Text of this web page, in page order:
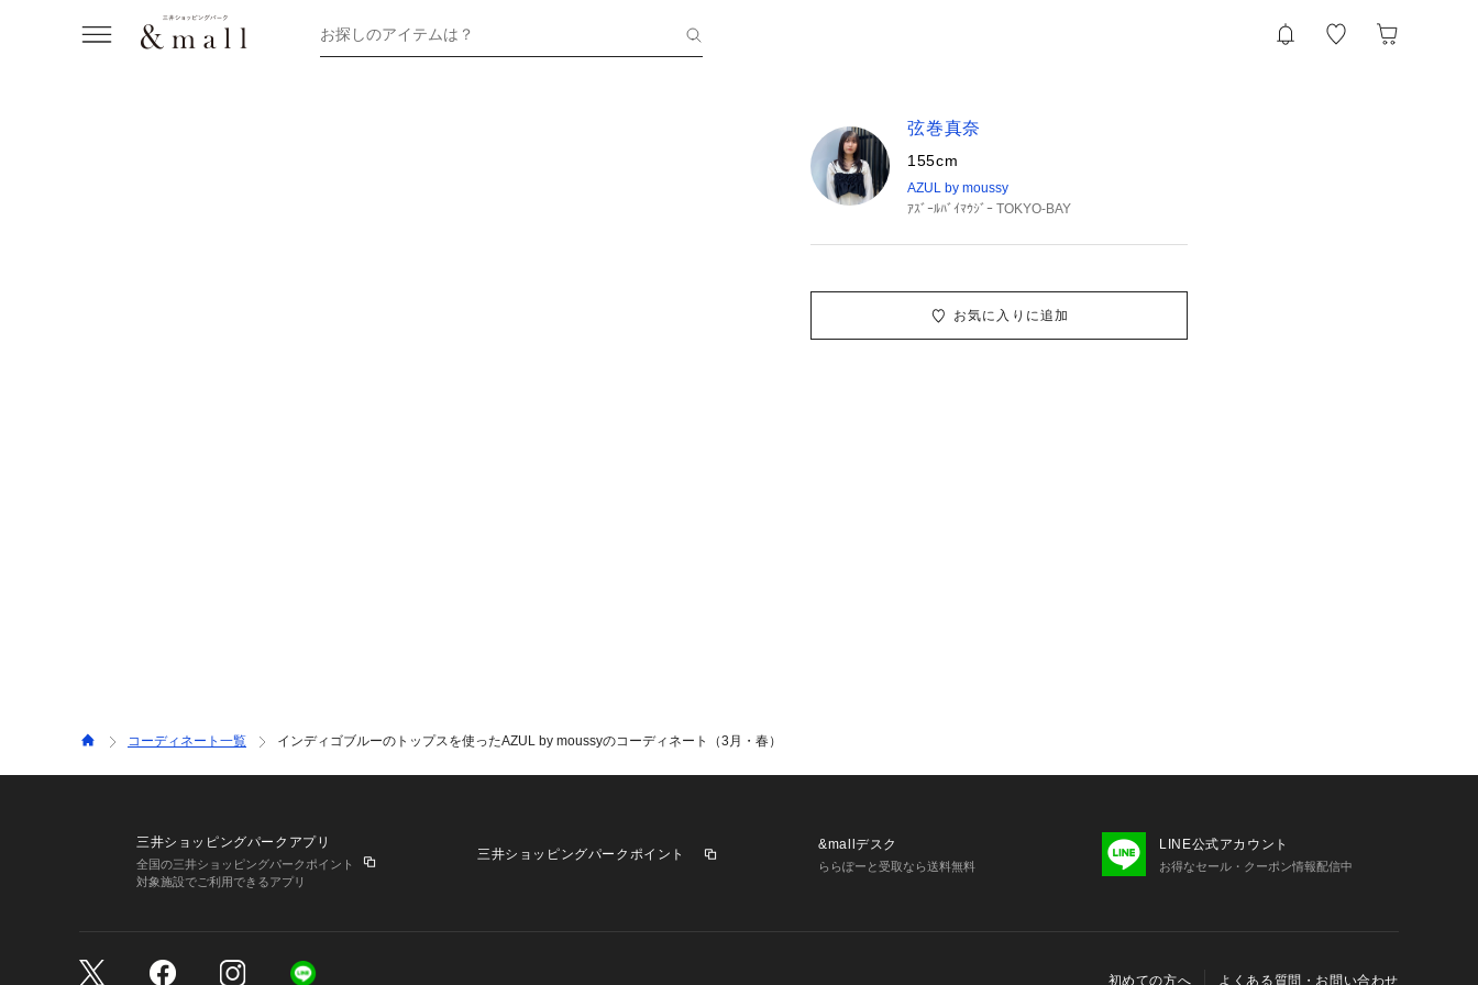
お探しのアイテムは？
弦巻真奈
155cm
AZUL by moussy
ｱｽﾞｰﾙﾊﾞｲﾏｳｼﾞｰ TOKYO-BAY
お気に入りに追加
コーディネート一覧 インディゴブルーのトップスを使ったAZUL by moussyのコーディネート（3月・春）
三井ショッピングパークアプリ
全国の三井ショッピングパークポイント
対象施設でご利用できるアプリ
三井ショッピングパークポイント
&mallデスク
ららぽーと受取なら送料無料
LINE公式アカウント
お得なセール・クーポン情報配信中
初めての方へ よくある質問・お問い合わせ